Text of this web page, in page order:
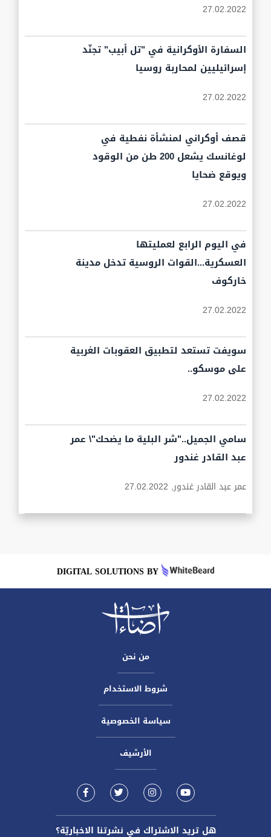
27.02.2022
السفارة الأوكرانية في "تل أبيب" تجنّد
إسرائيليين لمحاربة روسيا
27.02.2022
قصف أوكراني لمنشأة نفطية في
لوغانسك يشعل 200 طن من الوقود
ويوقع ضحايا
27.02.2022
في اليوم الرابع لعمليتها
العسكرية...القوات الروسية تدخل مدينة
خاركوف
27.02.2022
سويفت تستعد لتطبيق العقوبات الغربية
على موسكو..
27.02.2022
سامي الجميل.."شر البلية ما يضحك"\ عمر
عبد القادر غندور
عمر عبد القادر غندور, 27.02.2022
DIGITAL SOLUTIONS BY
من نحن
شروط الاستخدام
سياسة الخصوصية
الأرشيف
هل تريد الاشتراك في نشرتنا الاخباريّة؟